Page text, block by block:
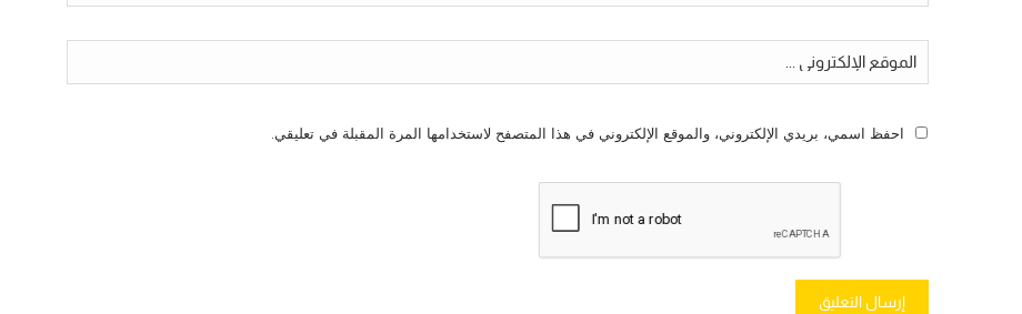
احفظ اسمي، بريدي الإلكتروني، والموقع الإلكتروني في هذا المتصفح لاستخدامها المرة المقبلة في تعليقي.